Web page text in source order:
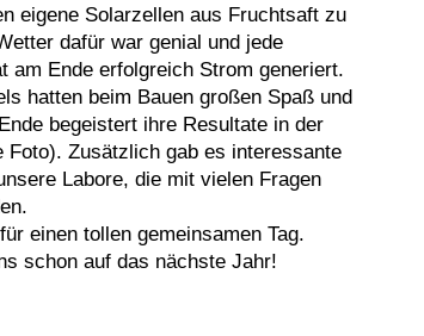
eigene Solarzellen aus Fruchtsaft zu
dafür war genial und jede
am Ende erfolgreich Strom generiert.
hatten beim Bauen großen Spaß und
begeistert ihre Resultate in der
Foto). Zusätzlich gab es interessante
Labore, die mit vielen Fragen
einen tollen gemeinsamen Tag.
schon auf das nächste Jahr!